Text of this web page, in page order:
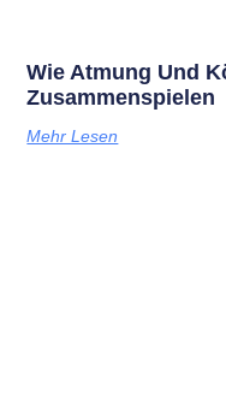
Wie Atmung Und
Zusammenspielen
Mehr Lesen